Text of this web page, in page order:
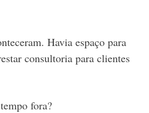
Havia espaço para
consultoria para clientes
fora?